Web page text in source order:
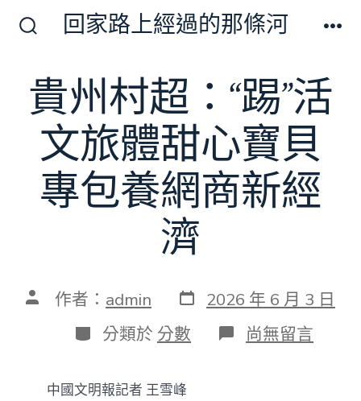
切
換
開
關
回家路上經過的那條河
貴州村超：“踢”活
文旅體甜心寶貝
專包養網商新經
濟
文 作者： admin 發
表
日
期
2026 年 6 月 3 日
分
類
分類於 分數 在
〈貴
尚無留言
中國文明報記者 王雪峰